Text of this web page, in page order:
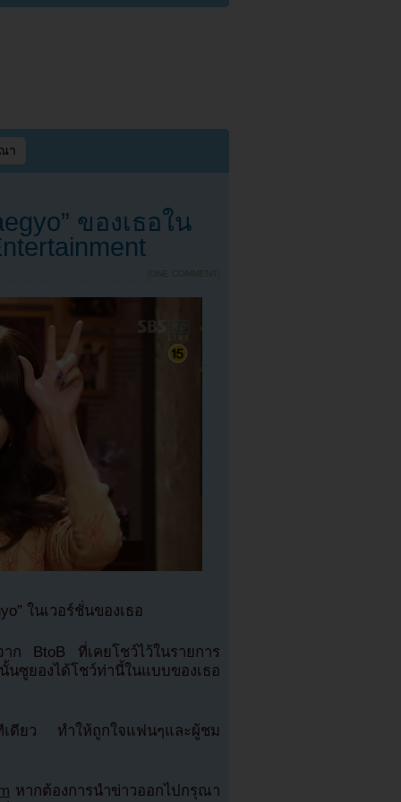
า
ของเธอใน
ONE COMMENT
ในเวอร์ชั่นของเธอ
ก BtoB ที่เคยโชว์ไว้ในรายการ
ซูยองได้โชว์ท่านี้ในแบบของเธอ
เดียว ทำให้ถูกใจแฟนๆและผู้ชม
หากต้องการนำข่าวออกไปกรุณา